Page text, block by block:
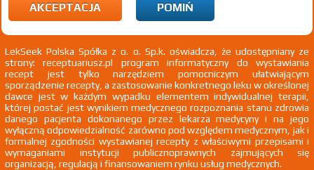
Wyślij do nas nazwę leku, którego nie
znalazłeś, a dodamy go do naszej bazy
NAZWA LEKU
Chcę otrzymać powiadomienie e-mail o dodaniu produktu do bazy
AKCEPTACJA POMIŃ
LekSeek Polska Spółka z o. o. Sp.k. oświadcza, że udostępniany ze
strony: receptuariusz.pl program informatyczny do wystawiania
recept jest tylko narzędziem pomocniczym ułatwiającym
sporządzenie recepty, a zastosowanie konkretnego leku w określonej
dawce jest w każdym wypadku elementem indywidualnej terapii,
której postać jest wynikiem medycznego rozpoznania stanu zdrowia
danego pacjenta dokonanego przez lekarza medycyny i na jego
wyłączną odpowiedzialność zarówno pod względem medycznym, jak i
formalnej zgodności wystawianej recepty z właściwymi przepisami i
wymaganiami instytucji publicznoprawnych zajmujących się
organizacją, regulacją i finansowaniem rynku usług medycznych.